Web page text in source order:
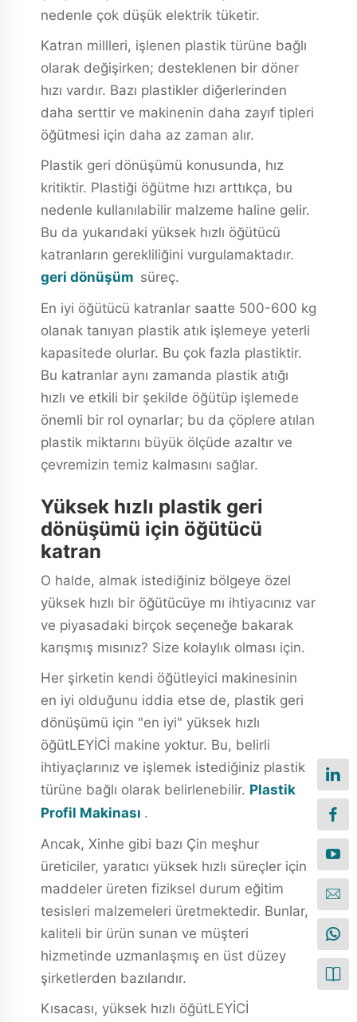
nedenle çok düşük elektrik tüketir.
Katran millleri, işlenen plastik türüne bağlı
olarak değişirken; desteklenen bir döner
hızı vardır. Bazı plastikler diğerlerinden
daha serttir ve makinenin daha zayıf tipleri
öğütmesi için daha az zaman alır.
Plastik geri dönüşümü konusunda, hız
kritiktir. Plastiği öğütme hızı arttıkça, bu
nedenle kullanılabilir malzeme haline gelir.
Bu da yukarıdaki yüksek hızlı öğütücü
katranların gerekliliğini vurgulamaktadır.
geri dönüşüm süreç.
En iyi öğütücü katranlar saatte 500-600 kg
olanak tanıyan plastik atık işlemeye yeterli
kapasitede olurlar. Bu çok fazla plastiktir.
Bu katranlar aynı zamanda plastik atığı
hızlı ve etkili bir şekilde öğütüp işlemede
önemli bir rol oynarlar; bu da çöplere atılan
plastik miktarını büyük ölçüde azaltır ve
çevremizin temiz kalmasını sağlar.
Yüksek hızlı plastik geri
dönüşümü için öğütücü
katran
O halde, almak istediğiniz bölgeye özel
yüksek hızlı bir öğütücüye mı ihtiyacınız var
ve piyasadaki birçok seçeneğe bakarak
karışmış mısınız? Size kolaylık olması için.
Her şirketin kendi öğütleyici makinesinin
en iyi olduğunu iddia etse de, plastik geri
dönüşümü için "en iyi" yüksek hızlı
öğütLEYİCİ makine yoktur. Bu, belirli
ihtiyaçlarınız ve işlemek istediğiniz plastik
türüne bağlı olarak belirlenebilir. Plastik
Profil Makinası .
Ancak, Xinhe gibi bazı Çin meşhur
üreticiler, yaratıcı yüksek hızlı süreçler için
maddeler üreten fiziksel durum eğitim
tesisleri malzemeleri üretmektedir. Bunlar,
kaliteli bir ürün sunan ve müşteri
hizmetinde uzmanlaşmış en üst düzey
şirketlerden bazılarıdır.
Kısacası, yüksek hızlı öğütLEYİCİ